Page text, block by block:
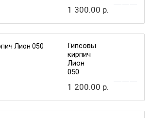
1 300.00 р.
Гипсовый
кирпич
Лион
050
1 200.00 р.